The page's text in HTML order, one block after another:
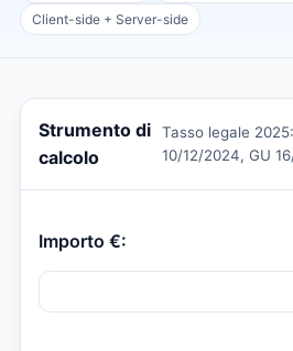
Client-side + Server-side
Strumento di
calcolo
Tasso legale
10/12/2024, GU
Importo €: